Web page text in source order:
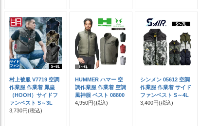
村上被服 V7719 空調
作業服 作業着 鳳皇
（HOOH）サイドフ
ァンベスト S～3L
3,730円(税込)
HUMMER ハマー 空
調作業服 作業着 空調
風神服 ベスト 08800
4,950円(税込)
シンメン 05612 空調
作業服 作業着 サイド
ファンベスト S～4L
3,400円(税込)